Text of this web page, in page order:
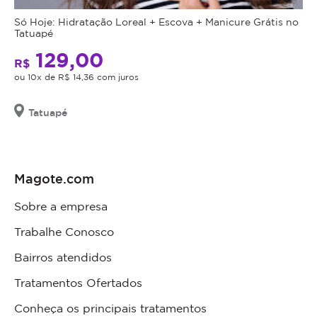
Só Hoje: Hidratação Loreal + Escova + Manicure Grátis no
Tatuapé
R$ 129,00
ou 10x de R$ 14,36 com juros
Tatuapé
Magote.com
Sobre a empresa
Trabalhe Conosco
Bairros atendidos
Tratamentos Ofertados
Conheça os principais tratamentos